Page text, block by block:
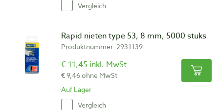
Vergleich
Rapid nieten type 53, 8 mm, 5000 stuks
Produktnummer: 2931139
€ 11,45 inkl. MwSt
€ 9,46 ohne MwSt
Auf Lager
Vergleich